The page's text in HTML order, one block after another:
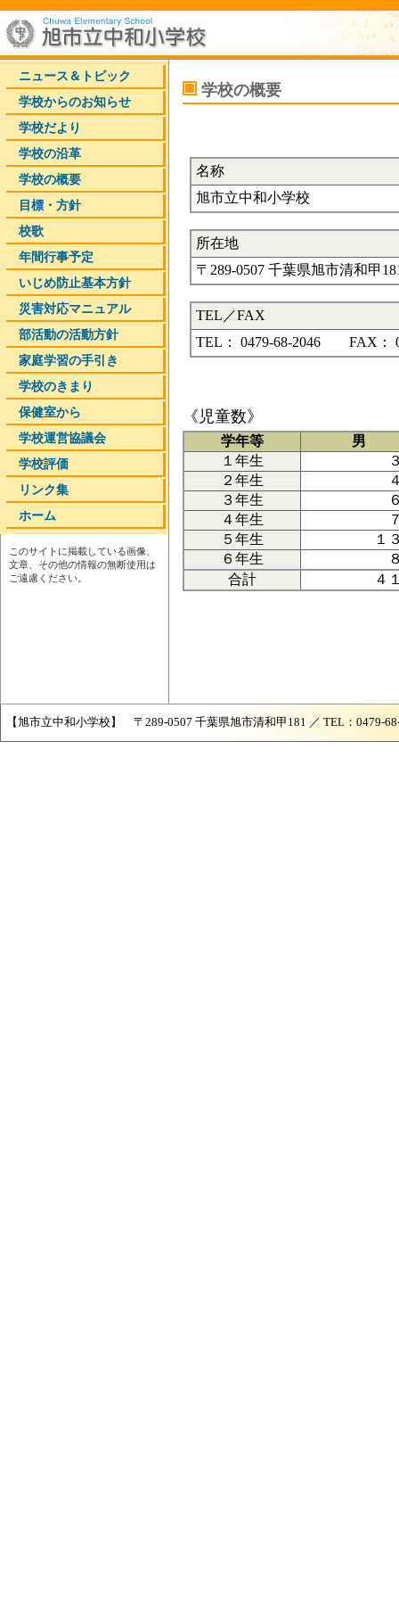
ニュース＆トピック
学校からのお知らせ
学校だより
学校の沿革
学校の概要
目標・方針
校歌
年間行事予定
いじめ防止基本方針
災害対応マニュアル
部活動の活動方針
家庭学習の手引き
学校のきまり
保健室から
学校運営協議会
学校評価
リンク集
ホーム
このサイトに掲載している画像、
文章、その他の情報の無断使用は
ご遠慮ください。
学校の概要
名称
旭市立中和小学校
所在地
〒289-0507 千葉県旭市清和甲
TEL／FAX
TEL： 0479-68-2046 FAX：
《児童数》
学年等
男
１年生
２年生
３年生
４年生
５年生
１
６年生
合計
４
【旭市立中和小学校】 〒289-0507 千葉県旭市清和甲181 ／ TEL：0479-